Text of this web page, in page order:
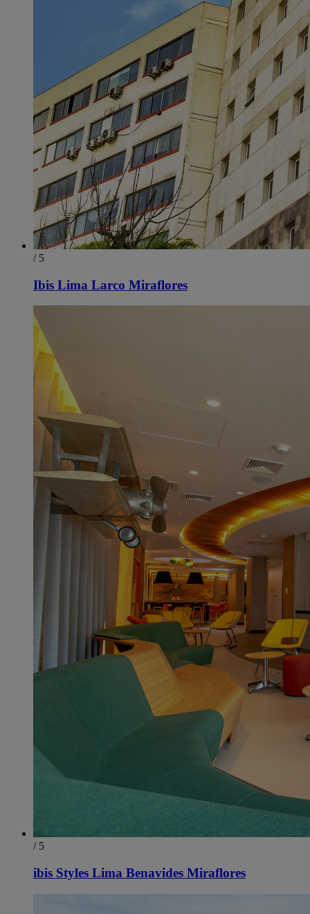
/ 5
Ibis Lima Larco Miraflores
/ 5
ibis Styles Lima Benavides Miraflores